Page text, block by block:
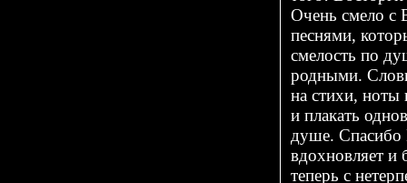
Очень смело с
песнями,
смелость по
родными.
на стихи, ноты
и плакать
душе. Спасибо
вдохновляет и
теперь с